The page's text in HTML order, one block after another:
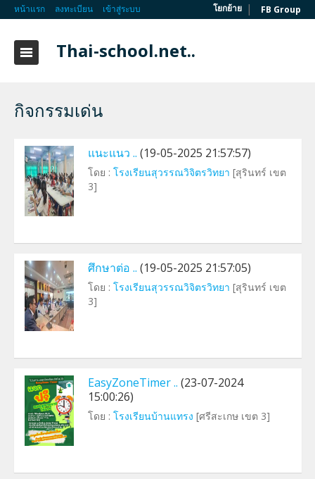
หน้าแรก ลงทะเบียน เข้าสู่ระบบ โยกย้าย | FB Group
Thai-school.net..
กิจกรรมเด่น
แนะแนว .. (19-05-2025 21:57:57)
โดย : โรงเรียนสุวรรณวิจิตรวิทยา [สุรินทร์ เขต
3]
ศึกษาต่อ .. (19-05-2025 21:57:05)
โดย : โรงเรียนสุวรรณวิจิตรวิทยา [สุรินทร์ เขต
3]
EasyZoneTimer .. (23-07-2024
15:00:26)
โดย : โรงเรียนบ้านแทรง [ศรีสะเกษ เขต 3]